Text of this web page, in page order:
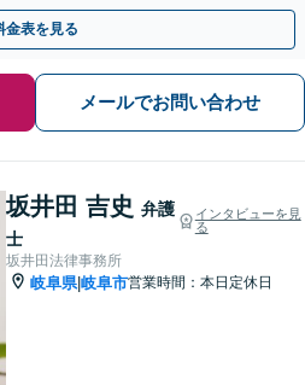
完全個室対応】
金表を見る
メールでお問い合わせ
坂井田 吉史 弁護
士
インタビューを見
る
坂井田法律事務所
岐阜県|岐阜市営業時間：本日定休日